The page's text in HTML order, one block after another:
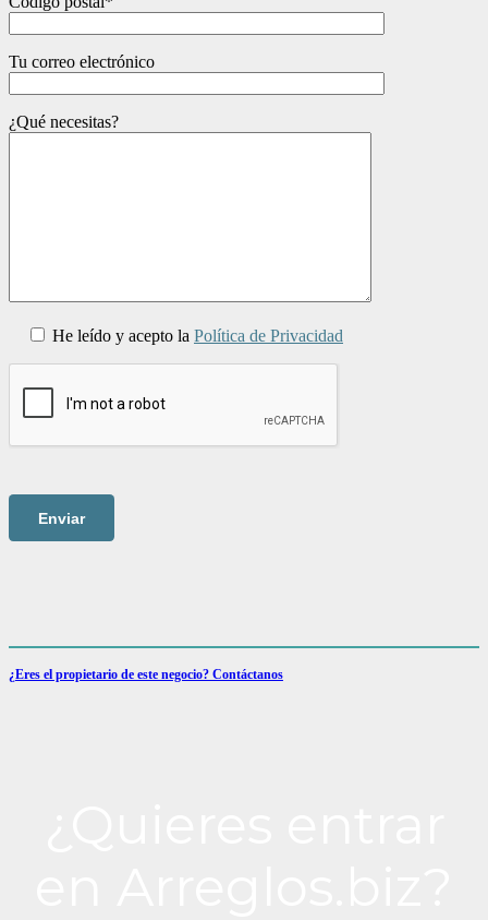
Tu correo electrónico
¿Qué necesitas?
He leído y acepto la Política de Privacidad
¿Eres el propietario de este negocio? Contáctanos